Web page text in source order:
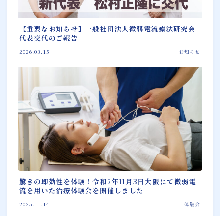
【重要なお知らせ】一般社団法人微弱電流療法研究会
代表交代のご報告
2026.03.15 お知らせ
驚きの即効性を体験！令和7年11月3日大阪にて微弱電
流を用いた治療体験会を開催しました
2025.11.14 体験会